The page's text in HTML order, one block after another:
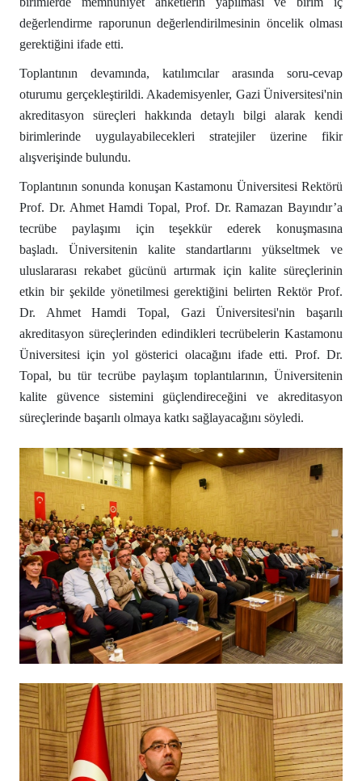
değerlendirme raporunun değerlendirilmesinin öncelik olması
gerektiğini ifade etti.
Toplantının devamında, katılımcılar arasında soru-cevap
oturumu gerçekleştirildi. Akademisyenler, Gazi Üniversitesi'nin
akreditasyon süreçleri hakkında detaylı bilgi alarak kendi
birimlerinde uygulayabilecekleri stratejiler üzerine fikir
alışverişinde bulundu.
Toplantının sonunda konuşan Kastamonu Üniversitesi Rektörü
Prof. Dr. Ahmet Hamdi Topal, Prof. Dr. Ramazan Bayındır’a
tecrübe paylaşımı için teşekkür ederek konuşmasına
başladı. Üniversitenin kalite standartlarını yükseltmek ve
uluslararası rekabet gücünü artırmak için kalite süreçlerinin
etkin bir şekilde yönetilmesi gerektiğini belirten Rektör Prof.
Dr. Ahmet Hamdi Topal, Gazi Üniversitesi'nin başarılı
akreditasyon süreçlerinden edindikleri tecrübelerin Kastamonu
Üniversitesi için yol gösterici olacağını ifade etti. Prof. Dr.
Topal, bu tür tecrübe paylaşım toplantılarının, Üniversitenin
kalite güvence sistemini güçlendireceğini ve akreditasyon
süreçlerinde başarılı olmaya katkı sağlayacağını söyledi.